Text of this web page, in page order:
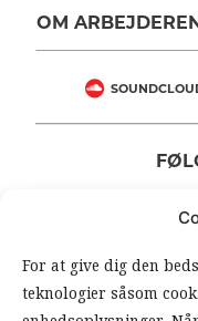
For at give dig den
teknologier såsom
OM ARBEJDEREN